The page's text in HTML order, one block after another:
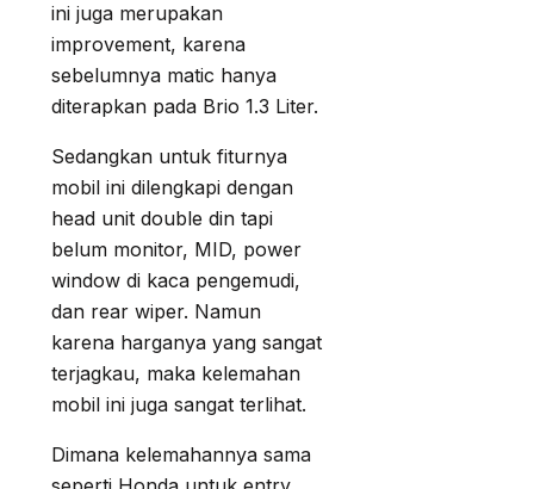
ini juga merupakan
improvement, karena
sebelumnya matic hanya
diterapkan pada Brio 1.3 Liter.
Sedangkan untuk fiturnya
mobil ini dilengkapi dengan
head unit double din tapi
belum monitor, MID, power
window di kaca pengemudi,
dan rear wiper. Namun
karena harganya yang sangat
terjagkau, maka kelemahan
mobil ini juga sangat terlihat.
Dimana kelemahannya sama